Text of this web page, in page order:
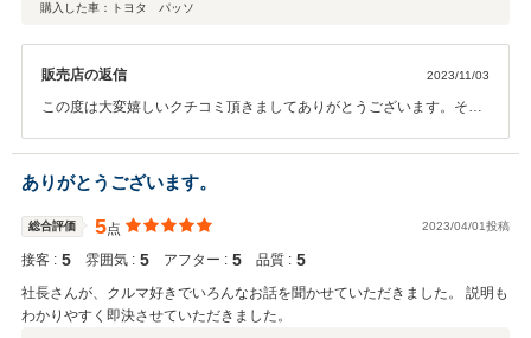
購入した車：トヨタ パッソ
販売店の返信 2023/11/03
この度は大変嬉しいクチコミ頂きましてありがとうございます。その
近くにお立ち寄りの際は遊びに来てくださいね。本当にありがとうご
ざいました。
ありがとうございます。
総合評価 5点 2023/04/01投稿
接客 : 5 雰囲気 : 5 アフター : 5 品質 : 5
社長さんが、クルマ好きでいろんなお話を聞かせていただきました。 説明も
わかりやすく即決させていただきました。